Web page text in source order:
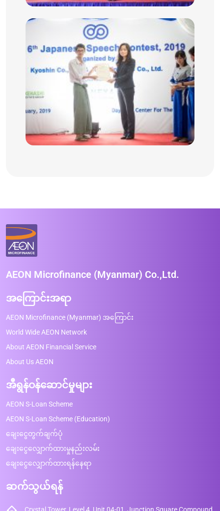
AEON Microfinance (Myanmar) Co.,Ltd.
အကြောင်းအရာ
AEON Microfinance (Myanmar) အကြောင်း
World Wide AEON Network
About AEON Financial Service
About Us AEON
အီရွန်ဝန်ဆောင်မှုများ
AEON S-Loan Scheme
AEON S-Loan Scheme (Education)
ချေးငွေတွက်ချက်ပုံ
ချေးငွေလျှောက်ထားမှုနည်းလမ်း
ချေးငွေလျှောက်ထားရန်နေရာ
ဆက်သွယ်ရန်